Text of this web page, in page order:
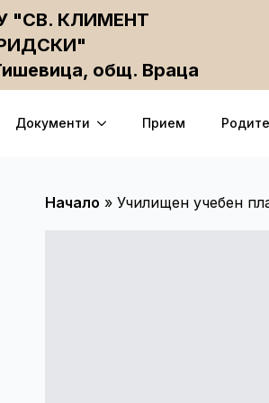
"СВ. КЛИМЕНТ
общ. Враца
Документи Прием
Начало » Училищен учебен